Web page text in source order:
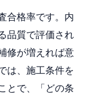
合格率です。内
品質で評価され
修が増えれば意
は、施工条件を
とで、「どの条